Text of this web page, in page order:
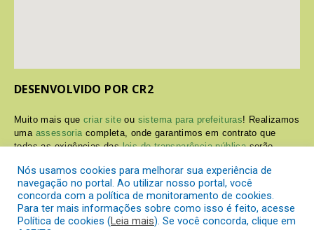
DESENVOLVIDO POR CR2
Muito mais quecriar site ou sistema para prefeituras! Realizamos
uma assessoria completa, onde garantimos em contrato que
todas as exigências dasleis de transparência públicaserão
Conheça oPNTPe oRadar da Transparência Pública
Nós usamos cookies para melhorar sua experiência de
navegação no portal. Ao utilizar nosso portal, você
concorda com a política de monitoramento de cookies.
Para ter mais informações sobre como isso é feito, acesse
Política de cookies (Leia mais). Se você concorda, clique em